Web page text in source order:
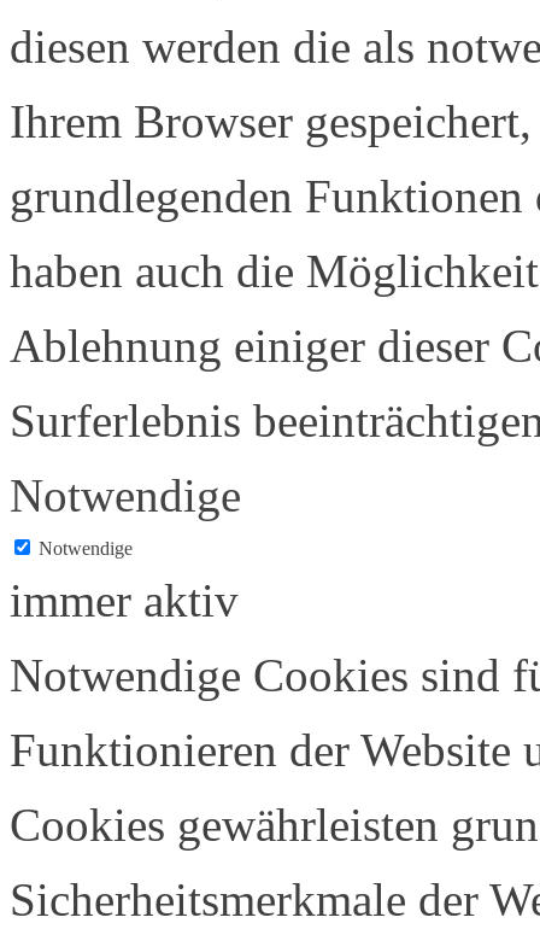
diesen werden die als
Ihrem Browser
grundlegenden
haben auch die
Ablehnung einiger dieser
Surferlebnis
Notwendige
Notwendige
immer aktiv
Notwendige Cookies sind
Funktionieren der Website
Cookies gewährleisten
Sicherheitsmerkmale der